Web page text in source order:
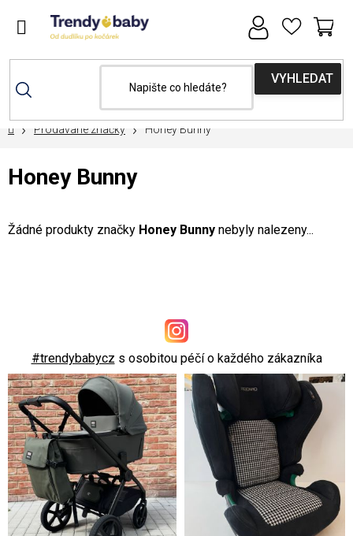
DomůProdávané značky Honey Bunny
Honey Bunny
Žádné produkty značky Honey Bunny nebyly nalezeny...
#trendybabycz s osobitou péčí o každého zákazníka